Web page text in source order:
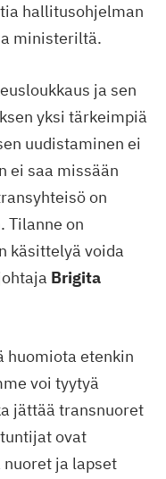
hallitusohjelman
ministeriltä.
ja sen
yksi tärkeimpiä
uudistaminen ei
ei saa missään
on
Tilanne on
käsittelyä voida
Brigita
huomiota etenkin
voi tyytyä
jättää transnuoret
ovat
ja lapset